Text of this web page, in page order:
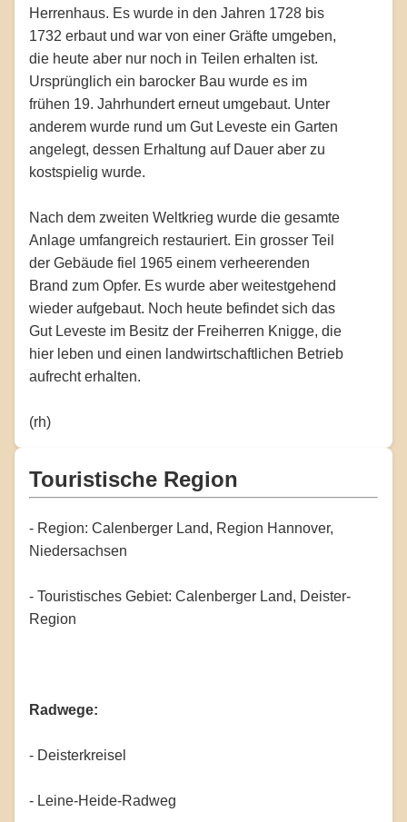
Herrenhaus. Es wurde in den Jahren 1728 bis
1732 erbaut und war von einer Gräfte umgeben,
die heute aber nur noch in Teilen erhalten ist.
Ursprünglich ein barocker Bau wurde es im
frühen 19. Jahrhundert erneut umgebaut. Unter
anderem wurde rund um Gut Leveste ein Garten
angelegt, dessen Erhaltung auf Dauer aber zu
kostspielig wurde.
Nach dem zweiten Weltkrieg wurde die gesamte
Anlage umfangreich restauriert. Ein grosser Teil
der Gebäude fiel 1965 einem verheerenden
Brand zum Opfer. Es wurde aber weitestgehend
wieder aufgebaut. Noch heute befindet sich das
Gut Leveste im Besitz der Freiherren Knigge, die
hier leben und einen landwirtschaftlichen Betrieb
aufrecht erhalten.
(rh)
Touristische Region
- Region: Calenberger Land, Region Hannover,
Niedersachsen
- Touristisches Gebiet: Calenberger Land, Deister-
Region
Radwege:
- Deisterkreisel
- Leine-Heide-Radweg